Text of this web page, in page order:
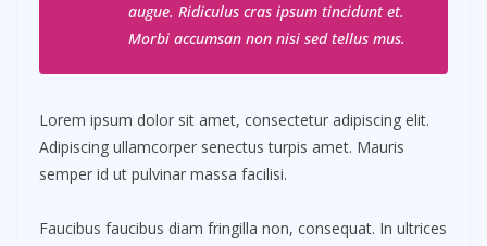
augue. Ridiculus cras ipsum tincidunt et.
Morbi accumsan non nisi sed tellus mus.
Lorem ipsum dolor sit amet, consectetur adipiscing elit.
Adipiscing ullamcorper senectus turpis amet. Mauris
semper id ut pulvinar massa facilisi.
Faucibus faucibus diam fringilla non, consequat. In ultrices